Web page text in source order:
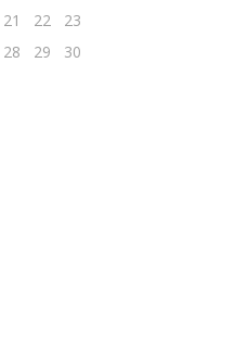
21 22
23
28 29
30